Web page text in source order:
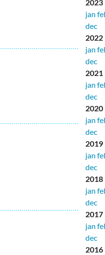
2023
jan
dec
2022
jan
dec
2021
jan
dec
2020
jan
dec
2019
jan
dec
2018
jan
dec
2017
jan
dec
2016